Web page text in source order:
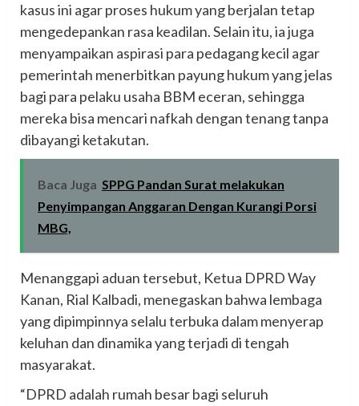
kasus ini agar proses hukum yang berjalan tetap
mengedepankan rasa keadilan. Selain itu, ia juga
menyampaikan aspirasi para pedagang kecil agar
pemerintah menerbitkan payung hukum yang jelas
bagi para pelaku usaha BBM eceran, sehingga
mereka bisa mencari nafkah dengan tenang tanpa
dibayangi ketakutan.
Baca Juga SPPG Pandan Surat melakukan
Penyimpangan Anggaran Dengan Kurangi Porsi
MBG,
Menanggapi aduan tersebut, Ketua DPRD Way
Kanan, Rial Kalbadi, menegaskan bahwa lembaga
yang dipimpinnya selalu terbuka dalam menyerap
keluhan dan dinamika yang terjadi di tengah
masyarakat.
“DPRD adalah rumah besar bagi seluruh